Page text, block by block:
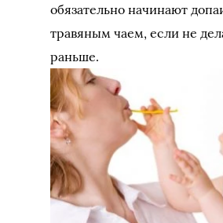
обязательно начинают
травяным чаем, если не
раньше.